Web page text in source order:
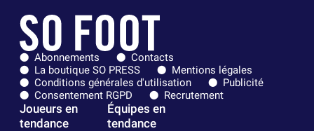
Abonnements
Contacts
La boutique SO PRESS
Mentions légales
Conditions générales d'utilisation
Publicité
Consentement RGPD
Recrutement
Joueurs en
tendance
Équipes en
tendance